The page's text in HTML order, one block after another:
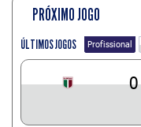
PRÓXIMO JOGO
ÚLTIMOS JOGOS Profissional
0